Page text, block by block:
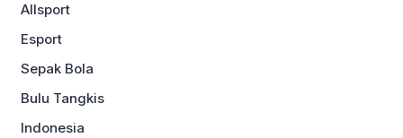
Allsport
Esport
Sepak Bola
Bulu Tangkis
Indonesia